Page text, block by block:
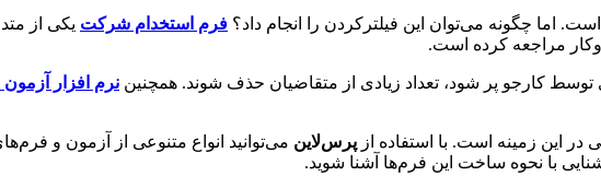
اما چگونه می‌توان این فیلترکردن را انجام داد؟ فرم استخدام شرکت یکی از
مراجعه کرده است.
کارجو پر شود، تعداد زیادی از متقاضیان حذف شوند. همچنین نرم افزار آزمون
این زمینه است. با استفاده از پرس‌لاین می‌توانید انواع متنوعی از آزمون و
با نحوه ساخت این فرم‌ها آشنا شوید.